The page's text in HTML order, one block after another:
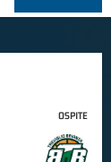
OSPITE